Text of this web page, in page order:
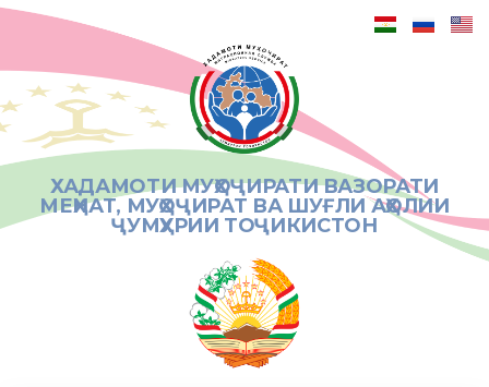
ХАДАМОТИ МУҲОҶИРАТИ ВАЗОРАТИ
МЕҲНАТ, МУҲОҶИРАТ ВА ШУҒЛИ АҲОЛИИ
ҶУМҲУРИИ ТОҶИКИСТОН